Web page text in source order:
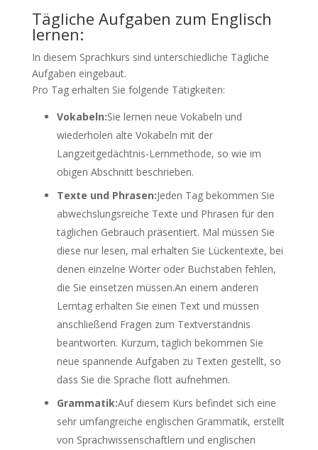
Tägliche Aufgaben zum Englisch
lernen:
In diesem Sprachkurs sind unterschiedliche Tägliche
Aufgaben eingebaut.
Pro Tag erhalten Sie folgende Tätigkeiten:
Vokabeln:Sie lernen neue Vokabeln und
wiederholen alte Vokabeln mit der
Langzeitgedächtnis-Lernmethode, so wie im
obigen Abschnitt beschrieben.
Texte und Phrasen:Jeden Tag bekommen Sie
abwechslungsreiche Texte und Phrasen für den
täglichen Gebrauch präsentiert. Mal müssen Sie
diese nur lesen, mal erhalten Sie Lückentexte, bei
denen einzelne Wörter oder Buchstaben fehlen,
die Sie einsetzen müssen.An einem anderen
Lerntag erhalten Sie einen Text und müssen
anschließend Fragen zum Textverständnis
beantworten. Kurzum, täglich bekommen Sie
neue spannende Aufgaben zu Texten gestellt, so
dass Sie die Sprache flott aufnehmen.
Grammatik:Auf diesem Kurs befindet sich eine
sehr umfangreiche englischen Grammatik, erstellt
von Sprachwissenschaftlern und englischen